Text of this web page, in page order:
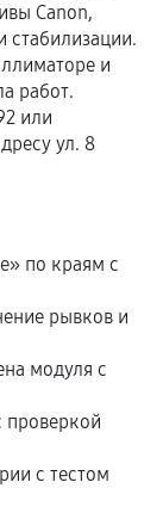
и
и
Canon,
и
работ.
или
ул. 8
по краям с
рывков и
модуля с
проверкой
с тестом